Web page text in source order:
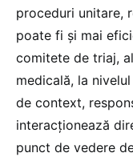
proceduri unitare,
poate fi și mai
comitete de triaj,
medicală, la
de context,
interacționează
punct de vedere